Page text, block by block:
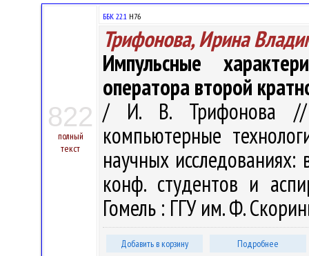
822
полный
текст
ББК 22.1 H76
Трифонова, Ирина
Импульсные
оператора второй
/ И. В. Трифонова //
компьютерные
научных
конф. студентов и
Гомель : ГГУ им. Ф.
Добавить в корзину Подробнее